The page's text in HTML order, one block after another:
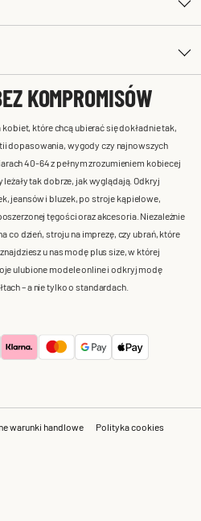
KOMPROMISÓW
które chcą ubierać się dokładnie tak,
dopasowania, wygody czy najnowszych
40-64 z pełnym zrozumieniem kobiecej
tak dobrze, jak wyglądają. Odkryj
jeansów i bluzek, po stroje kąpielowe,
tęgości oraz akcesoria. Niezależnie
co dzień, stroju na imprezę, czy ubrań, które
u nas modę plus size, w której
ulubione modele online i odkryj modę
– a nie tylko o standardach.
warunki handlowe
Polityka cookies